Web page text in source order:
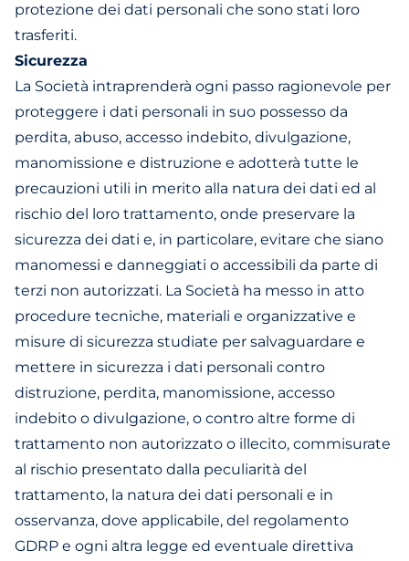
protezione dei dati personali che sono stati loro
trasferiti.
Sicurezza
La Società intraprenderà ogni passo ragionevole per
proteggere i dati personali in suo possesso da
perdita, abuso, accesso indebito, divulgazione,
manomissione e distruzione e adotterà tutte le
precauzioni utili in merito alla natura dei dati ed al
rischio del loro trattamento, onde preservare la
sicurezza dei dati e, in particolare, evitare che siano
manomessi e danneggiati o accessibili da parte di
terzi non autorizzati. La Società ha messo in atto
procedure tecniche, materiali e organizzative e
misure di sicurezza studiate per salvaguardare e
mettere in sicurezza i dati personali contro
distruzione, perdita, manomissione, accesso
indebito o divulgazione, o contro altre forme di
trattamento non autorizzato o illecito, commisurate
al rischio presentato dalla peculiarità del
trattamento, la natura dei dati personali e in
osservanza, dove applicabile, del regolamento
GDRP e ogni altra legge ed eventuale direttiva